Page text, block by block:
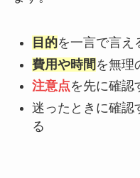
目的を一言で言え
費用や時間 を無理
注意点を先に確認
迷ったときに確認
る